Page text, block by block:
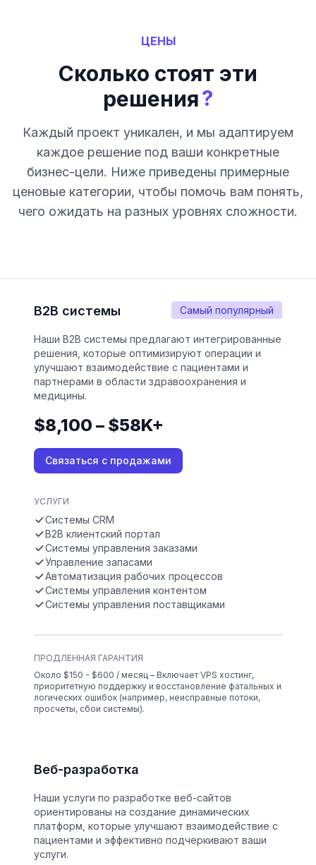
ЦЕНЫ
Сколько стоят эти
решения?
Каждый проект уникален, и мы адаптируем
каждое решение под ваши конкретные
бизнес-цели. Ниже приведены примерные
ценовые категории, чтобы помочь вам понять,
чего ожидать на разных уровнях сложности.
Самый популярный
B2B системы
Наши B2B системы предлагают интегрированные
решения, которые оптимизируют операции и
улучшают взаимодействие с пациентами и
партнерами в области здравоохранения и
медицины.
$8,100 – $58K+
Связаться с продажами
УСЛУГИ
Системы CRM
B2B клиентский портал
Системы управления заказами
Управление запасами
Автоматизация рабочих процессов
Системы управления контентом
Системы управления поставщиками
ПРОДЛЕННАЯ ГАРАНТИЯ
Около $150 - $600 / месяц – Включает VPS хостинг,
приоритетную поддержку и восстановление фатальных и
логических ошибок (например, неисправные потоки,
просчеты, сбои системы).
Веб-разработка
Наши услуги по разработке веб-сайтов
ориентированы на создание динамических
платформ, которые улучшают взаимодействие с
пациентами и эффективно подчеркивают ваши
услуги.